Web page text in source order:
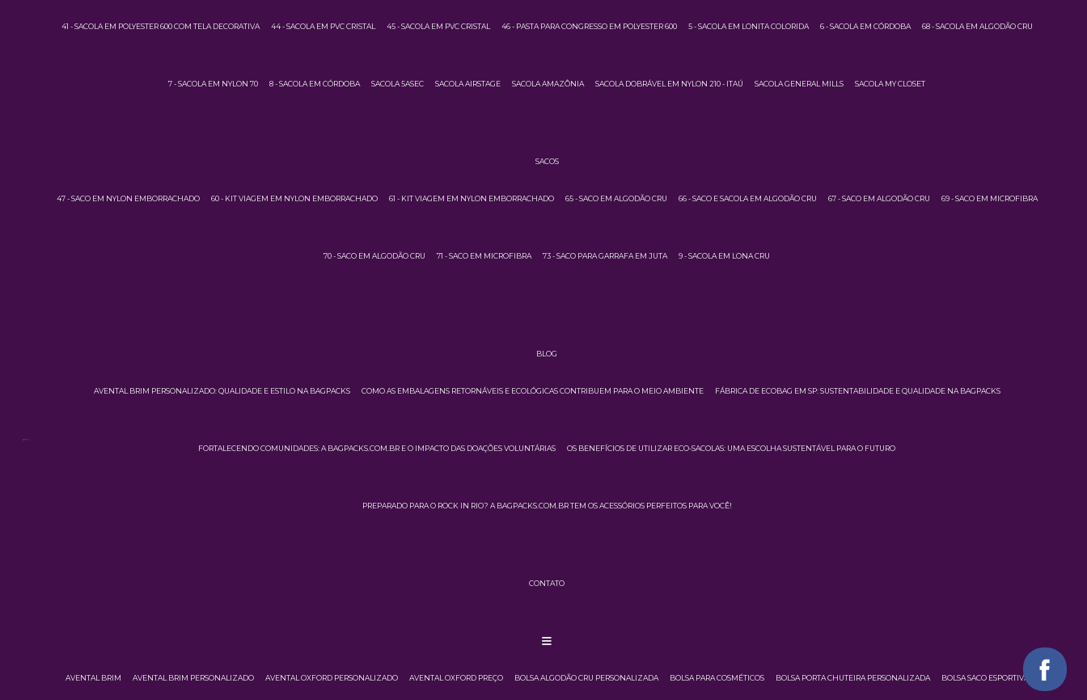
41 - SACOLA EM POLYESTER 600 COM TELA DECORATIVA 44 - SACOLA EM PVC CRISTAL 45 - SACOLA EM PVC CRISTAL 46 - PASTA PARA CONGRESSO EM POLYESTER 600 5 - SACOLA EM LONITA COLORIDA 6 - SACOLA EM CÓRDOBA 68 - SACOLA EM ALGODÃO CRU
7 - SACOLA EM NYLON 70 8 - SACOLA EM CÓRDOBA SACOLA 5ASEC SACOLA AIRSTAGE SACOLA AMAZÔNIA SACOLA DOBRÁVEL EM NYLON 210 - ITAÚ SACOLA GENERAL MILLS SACOLA MY CLOSET
SACOS
47 - SACO EM NYLON EMBORRACHADO 60 - KIT VIAGEM EM NYLON EMBORRACHADO 61 - KIT VIAGEM EM NYLON EMBORRACHADO 65 - SACO EM ALGODÃO CRU 66 - SACO E SACOLA EM ALGODÃO CRU 67 - SACO EM ALGODÃO CRU 69 - SACO EM MICROFIBRA
70 - SACO EM ALGODÃO CRU 71 - SACO EM MICROFIBRA 73 - SACO PARA GARRAFA EM JUTA 9 - SACOLA EM LONA CRU
BLOG
AVENTAL BRIM PERSONALIZADO: QUALIDADE E ESTILO NA BAGPACKS COMO AS EMBALAGENS RETORNÁVEIS E ECOLÓGICAS CONTRIBUEM PARA O MEIO AMBIENTE FÁBRICA DE ECOBAG EM SP: SUSTENTABILIDADE E QUALIDADE NA BAGPACKS
FORTALECENDO COMUNIDADES: A BAGPACKS.COM.BR E O IMPACTO DAS DOAÇÕES VOLUNTÁRIAS OS BENEFÍCIOS DE UTILIZAR ECO-SACOLAS: UMA ESCOLHA SUSTENTÁVEL PARA O FUTURO
PREPARADO PARA O ROCK IN RIO? A BAGPACKS.COM.BR TEM OS ACESSÓRIOS PERFEITOS PARA VOCÊ!
CONTATO
AVENTAL BRIM AVENTAL BRIM PERSONALIZADO AVENTAL OXFORD PERSONALIZADO AVENTAL OXFORD PREÇO BOLSA ALGODÃO CRU PERSONALIZADA BOLSA PARA COSMÉTICOS BOLSA PORTA CHUTEIRA PERSONALIZADA BOLSA SACO ESPORTIVA